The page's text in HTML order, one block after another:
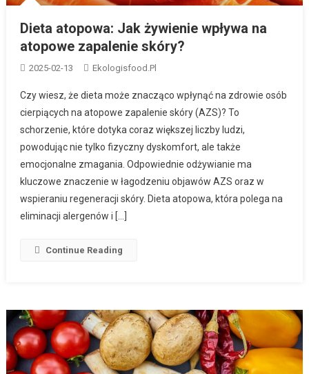
Dieta atopowa: Jak żywienie wpływa na
atopowe zapalenie skóry?
2025-02-13 Ekologisfood.pl
Czy wiesz, że dieta może znacząco wpłynąć na zdrowie osób
cierpiących na atopowe zapalenie skóry (AZS)? To
schorzenie, które dotyka coraz większej liczby ludzi,
powodując nie tylko fizyczny dyskomfort, ale także
emocjonalne zmagania. Odpowiednie odżywianie ma
kluczowe znaczenie w łagodzeniu objawów AZS oraz w
wspieraniu regeneracji skóry. Dieta atopowa, która polega na
eliminacji alergenów i […]
Continue Reading